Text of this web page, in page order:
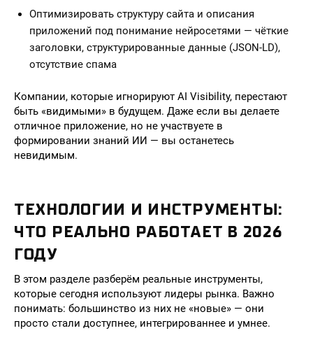
Оптимизировать структуру сайта и описания
приложений под понимание нейросетями — чёткие
заголовки, структурированные данные (JSON-LD),
отсутствие спама
Компании, которые игнорируют AI Visibility, перестают
быть «видимыми» в будущем. Даже если вы делаете
отличное приложение, но не участвуете в
формировании знаний ИИ — вы останетесь
невидимым.
ТЕХНОЛОГИИ И ИНСТРУМЕНТЫ:
ЧТО РЕАЛЬНО РАБОТАЕТ В 2026
ГОДУ
В этом разделе разберём реальные инструменты,
которые сегодня используют лидеры рынка. Важно
понимать: большинство из них не «новые» — они
просто стали доступнее, интегрированнее и умнее.